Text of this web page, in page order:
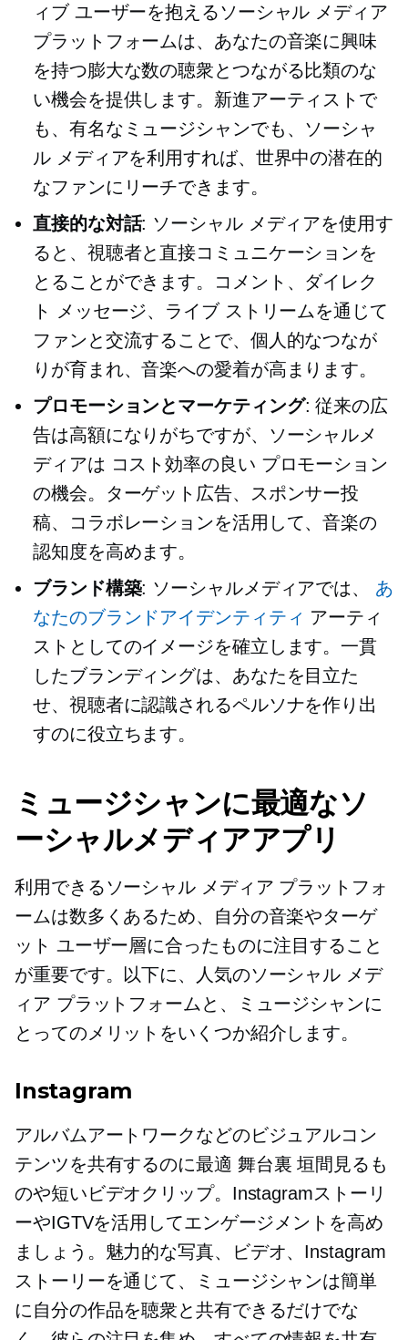
ィブ ユーザーを抱えるソーシャル メディア
プラットフォームは、あなたの音楽に興味
を持つ膨大な数の聴衆とつながる比類のな
い機会を提供します。新進アーティストで
も、有名なミュージシャンでも、ソーシャ
ル メディアを利用すれば、世界中の潜在的
なファンにリーチできます。
直接的な対話: ソーシャル メディアを使用す
ると、視聴者と直接コミュニケーションを
とることができます。コメント、ダイレク
ト メッセージ、ライブ ストリームを通じて
ファンと交流することで、個人的なつなが
りが育まれ、音楽への愛着が高まります。
プロモーションとマーケティング: 従来の広
告は高額になりがちですが、ソーシャルメ
ディアは コスト効率の良い プロモーション
の機会。ターゲット広告、スポンサー投
稿、コラボレーションを活用して、音楽の
認知度を高めます。
ブランド構築: ソーシャルメディアでは、 あ
なたのブランドアイデンティティ アーティ
ストとしてのイメージを確立します。一貫
したブランディングは、あなたを目立た
せ、視聴者に認識されるペルソナを作り出
すのに役立ちます。
ミュージシャンに最適なソ
ーシャルメディアアプリ
利用できるソーシャル メディア プラットフォ
ームは数多くあるため、自分の音楽やターゲ
ット ユーザー層に合ったものに注目すること
が重要です。以下に、人気のソーシャル メデ
ィア プラットフォームと、ミュージシャンに
とってのメリットをいくつか紹介します。
Instagram
アルバムアートワークなどのビジュアルコン
テンツを共有するのに最適 舞台裏 垣間見るも
のや短いビデオクリップ。Instagramストーリ
ーやIGTVを活用してエンゲージメントを高め
ましょう。魅力的な写真、ビデオ、Instagram
ストーリーを通じて、ミュージシャンは簡単
に自分の作品を聴衆と共有できるだけでな